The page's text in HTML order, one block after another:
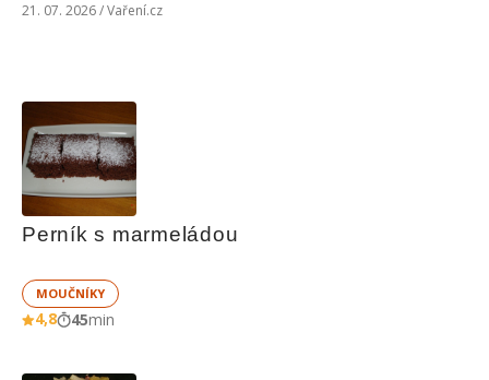
21. 07. 2026 / Vaření.cz
Perník s marmeládou
MOUČNÍKY
4,8 45min